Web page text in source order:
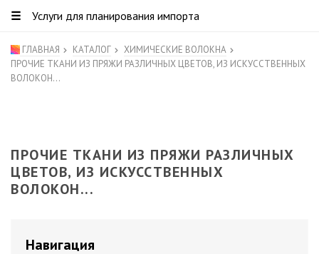
☰ Услуги для планирования импорта
ГЛАВНАЯ КАТАЛОГ
ХИМИЧЕСКИЕ ВОЛОКНА
ПРОЧИЕ ТКАНИ ИЗ ПРЯЖИ РАЗЛИЧНЫХ ЦВЕТОВ, ИЗ ИСКУССТВЕННЫХ
ВОЛОКОН...
ПРОЧИЕ ТКАНИ ИЗ ПРЯЖИ РАЗЛИЧНЫХ
ЦВЕТОВ, ИЗ ИСКУССТВЕННЫХ
ВОЛОКОН...
Навигация